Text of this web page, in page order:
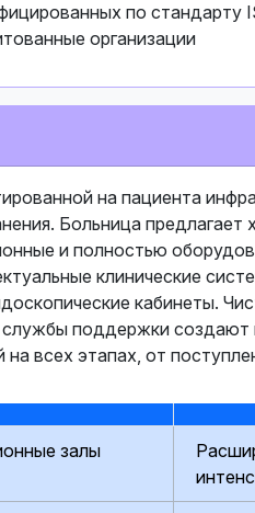
по стандарту
организации
на пациента
Больница предлагает
и полностью
клинические
кабинеты.
службы поддержки
всех этапах, от
залы